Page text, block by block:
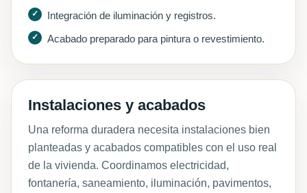
Integración de iluminación y registros.
Acabado preparado para pintura o revestimiento.
Instalaciones y acabados
Una reforma duradera necesita instalaciones bien
planteadas y acabados compatibles con el uso real
de la vivienda. Coordinamos electricidad,
fontanería, saneamiento, iluminación, pavimentos,